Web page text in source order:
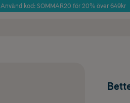
Använd kod: SOMMAR20 för 20% över 649kr